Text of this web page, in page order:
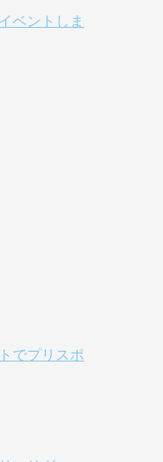
ベントしま
でプリスポ